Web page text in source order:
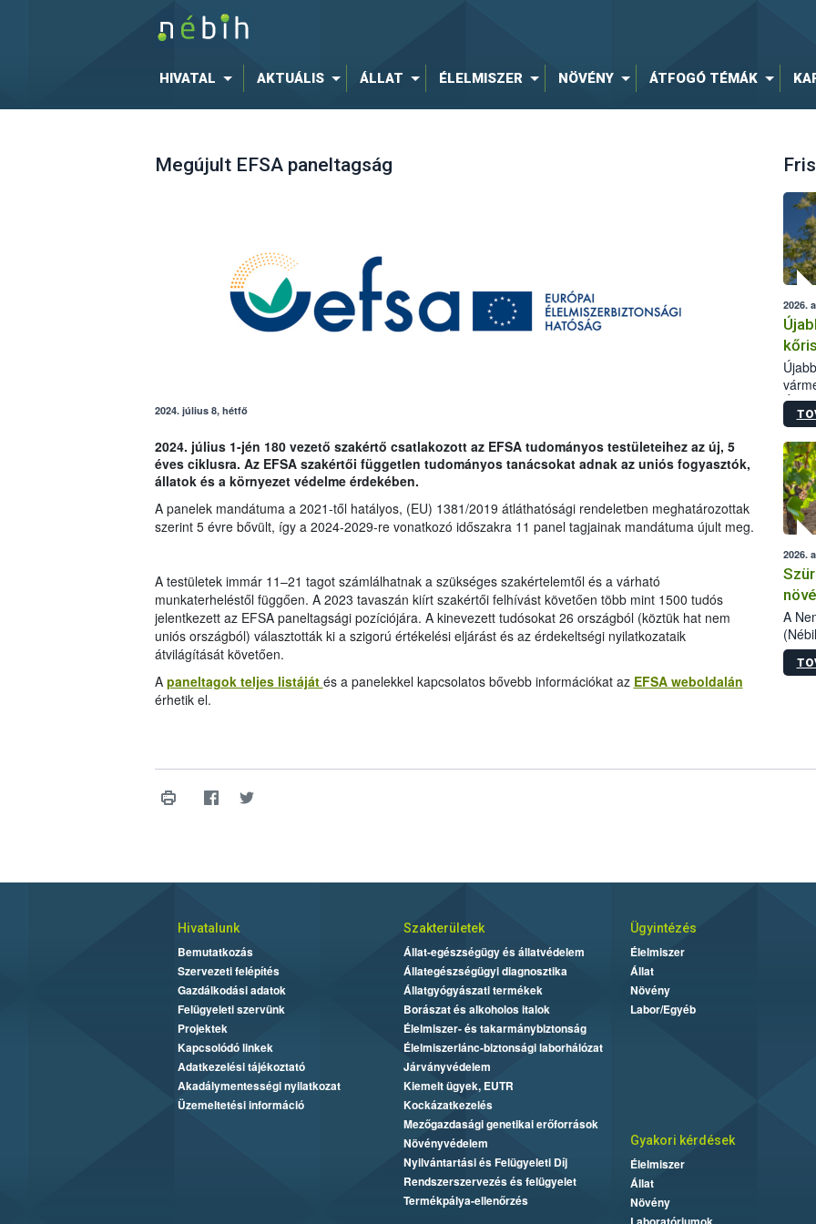
HIVATAL AKTUÁLIS ÁLLAT ÉLELMISZER NÖVÉNY ÁTFOGÓ TÉMÁK
Megújult EFSA paneltagság
2024. július 8, hétfő
2024. július 1-jén 180 vezető szakértő csatlakozott az EFSA tudományos testületeihez az új, 5
éves ciklusra. Az EFSA szakértői független tudományos tanácsokat adnak az uniós fogyasztók,
állatok és a környezet védelme érdekében.
A panelek mandátuma a 2021-től hatályos, (EU) 1381/2019 átláthatósági rendeletben meghatározottak
szerint 5 évre bővült, így a 2024-2029-re vonatkozó időszakra 11 panel tagjainak mandátuma újult meg.
A testületek immár 11–21 tagot számlálhatnak a szükséges szakértelemtől és a várható
munkaterheléstől függően. A 2023 tavaszán kiírt szakértői felhívást követően több mint 1500 tudós
jelentkezett az EFSA paneltagsági pozíciójára. A kinevezett tudósokat 26 országból (köztük hat nem
uniós országból) választották ki a szigorú értékelési eljárást és az érdekeltségi nyilatkozataik
átvilágítását követően.
A paneltagok teljes listáját és a panelekkel kapcsolatos bővebb információkat az EFSA weboldalán
érhetik el.
2026.
2026.
A
Hivatalunk
Bemutatkozás
Szervezeti felépítés
Gazdálkodási adatok
Felügyeleti szervünk
Projektek
Kapcsolódó linkek
Adatkezelési tájékoztató
Akadálymentességi nyilatkozat
Üzemeltetési információ
Szakterületek
Állat-egészségügy és állatvédelem
Állategészségügyi diagnosztika
Állatgyógyászati termékek
Borászat és alkoholos italok
Élelmiszer- és takarmánybiztonság
Élelmiszerlánc-biztonsági laborhálózat
Járványvédelem
Kiemelt ügyek, EUTR
Kockázatkezelés
Mezőgazdasági genetikai erőforrások
Növényvédelem
Nyilvántartási és Felügyeleti Díj
Rendszerszervezés és felügyelet
Termékpálya-ellenőrzés
Ügyintézés
Élelmiszer
Állat
Növény
Labor/Egyéb
Gyakori kérdések
Élelmiszer
Állat
Növény